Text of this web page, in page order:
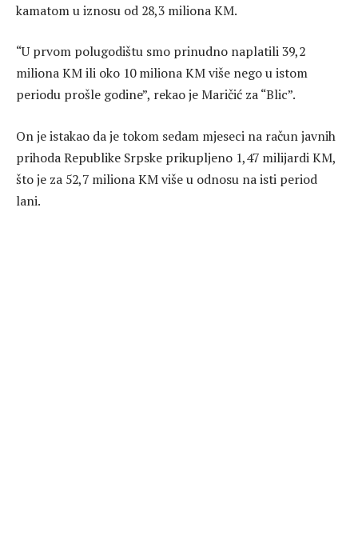
kamatom u iznosu od 28,3 miliona KM.
“U prvom polugodištu smo prinudno naplatili 39,2
miliona KM ili oko 10 miliona KM više nego u istom
periodu prošle godine”, rekao je Maričić za “Blic”.
On je istakao da je tokom sedam mjeseci na račun javnih
prihoda Republike Srpske prikupljeno 1,47 milijardi KM,
što je za 52,7 miliona KM više u odnosu na isti period
lani.